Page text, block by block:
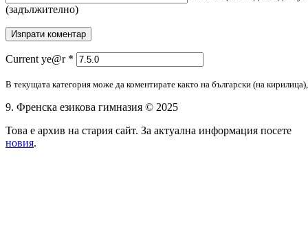
(задължително)
Current ye@r *
В текущата категория може да коментирате както на български (на
9. Френска езикова гимназия © 2025
Това е архив на стария сайт. За актуална информация посете
новия.